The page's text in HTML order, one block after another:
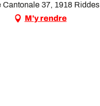
Cantonale 37, 1918 Riddes
M'y rendre